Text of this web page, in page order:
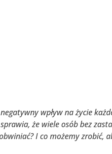
wpływ na życie
że wiele osób bez
I co możemy zrobić,